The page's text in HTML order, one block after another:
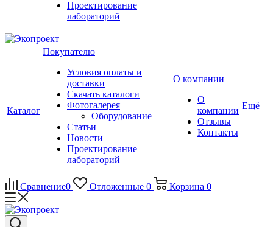
Проектирование
лабораторий
Каталог
Покупателю
Условия оплаты и
доставки
Скачать каталоги
Фотогалерея
Оборудование
Статьи
Новости
Проектирование
лабораторий
О компании
О
компании
Отзывы
Контакты
Ещё
Сравнение0 Отложенные 0 Корзина 0